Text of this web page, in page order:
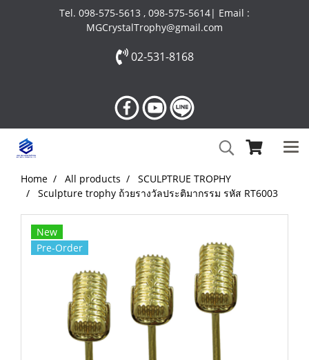
Tel. 098-575-5613 , 098-575-5614| Email :
MGCrystalTrophy@gmail.com
02-531-8168
Home All products
SCULPTRUE TROPHY
Sculpture trophy ถ้วยรางวัลประติมากรรม รหัส RT6003
New
Pre-Order